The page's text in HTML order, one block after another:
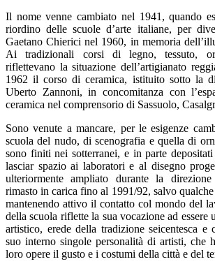
Il nome venne cambiato nel 1941, quando
riordino delle scuole d’arte italiane, per
Gaetano Chierici nel 1960, in memoria
Ai tradizionali corsi di legno, tessuto,
riflettevano la situazione dell’artigianato
1962 il corso di ceramica, istituito sotto la
Uberto Zannoni, in concomitanza con
ceramica nel comprensorio di Sassuolo,
Sono venute a mancare, per le esigenze
scuola del nudo, di scenografia e quella di
sono finiti nei sotterranei, e in parte
lasciar spazio ai laboratori e al disegno
ulteriormente ampliato durante la
rimasto in carica fino al 1991/92, salvo
mantenendo attivo il contatto col mondo del
della scuola riflette la sua vocazione ad
artistico, erede della tradizione seicentesca e
suo interno singole personalità di artisti, che
loro opere il gusto e i costumi della città e del